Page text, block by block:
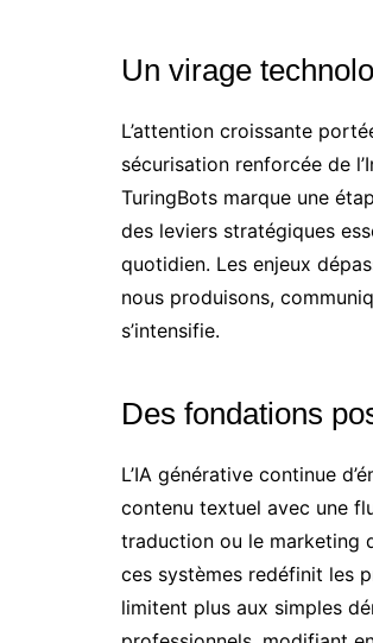
Un virage
L’attention croissante
sécurisation renforcée de
TuringBots marque une
des leviers stratégiques
quotidien. Les enjeux
nous produisons,
s’intensifie.
Des fondations
L’IA générative continue
contenu textuel avec une
traduction ou le marketing
ces systèmes redéfinit les
limitent plus aux simples